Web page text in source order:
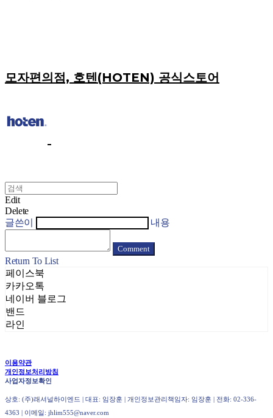
모자편의점, 호텐(HOTEN) 공식스토어
Edit
Delete
글쓴이
내용
Comment
Return To List
페이스북
카카오톡
네이버 블로그
밴드
라인
이용약관
개인정보처리방침
사업자정보확인
상호: (주)래셔널하이엔드 | 대표: 임장훈 | 개인정보관리책임자: 임장훈 | 전화: 02-336-
4363 | 이메일: jhlim555@naver.com